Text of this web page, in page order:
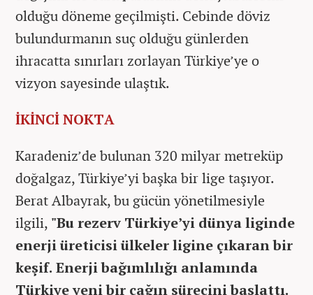
olduğu döneme geçilmişti. Cebinde döviz
bulundurmanın suç olduğu günlerden
ihracatta sınırları zorlayan Türkiye’ye o
vizyon sayesinde ulaştık.
İKİNCİ NOKTA
Karadeniz’de bulunan 320 milyar metreküp
doğalgaz, Türkiye’yi başka bir lige taşıyor.
Berat Albayrak, bu gücün yönetilmesiyle
ilgili, "Bu rezerv Türkiye’yi dünya liginde
enerji üreticisi ülkeler ligine çıkaran bir
keşif. Enerji bağımlılığı anlamında
Türkiye yeni bir çağın sürecini başlattı.